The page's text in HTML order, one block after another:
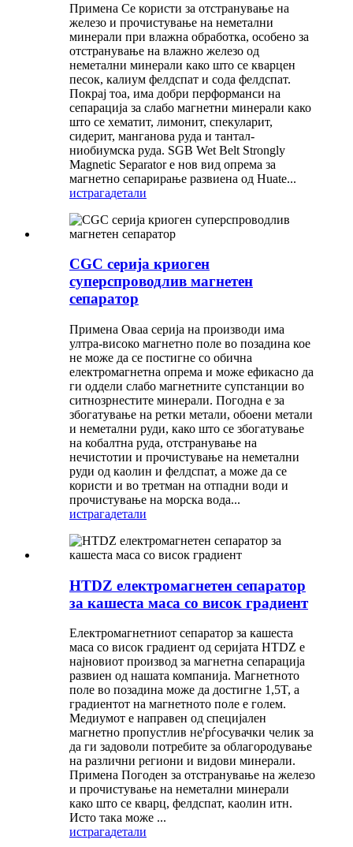
Примена Се користи за отстранување на
железо и прочистување на неметални
минерали при влажна обработка, особено за
отстранување на влажно железо од
неметални минерали како што се кварцен
песок, калиум фелдспат и сода фелдспат.
Покрај тоа, има добри перформанси на
сепарација за слабо магнетни минерали како
што се хематит, лимонит, спекуларит,
сидерит, манганова руда и тантал-
ниобиумска руда. SGB Wet Belt Strongly
Magnetic Separator е нов вид опрема за
магнетно сепарирање развиена од Huate...
истрагадетали
CGC серија криоген
суперспроводлив магнетен
сепаратор
Примена Оваа серија на производи има
ултра-високо магнетно поле во позадина кое
не може да се постигне со обична
електромагнетна опрема и може ефикасно да
ги оддели слабо магнетните супстанции во
ситнозрнестите минерали. Погодна е за
збогатување на ретки метали, обоени метали
и неметални руди, како што се збогатување
на кобалтна руда, отстранување на
нечистотии и прочистување на неметални
руди од каолин и фелдспат, а може да се
користи и во третман на отпадни води и
прочистување на морска вода...
истрагадетали
HTDZ електромагнетен сепаратор
за кашеста маса со висок градиент
Електромагнетниот сепаратор за кашеста
маса со висок градиент од серијата HTDZ е
најновиот производ за магнетна сепарација
развиен од нашата компанија. Магнетното
поле во позадина може да достигне 1,5T, а
градиентот на магнетното поле е голем.
Медиумот е направен од специјален
магнетно пропустлив не'рѓосувачки челик за
да ги задоволи потребите за облагородување
на различни региони и видови минерали.
Примена Погоден за отстранување на железо
и прочистување на неметални минерали
како што се кварц, фелдспат, каолин итн.
Исто така може ...
истрагадетали